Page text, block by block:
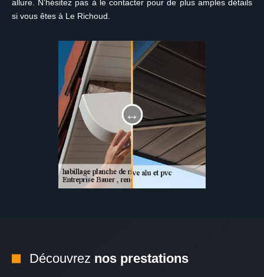
allure. N’hésitez pas à le contacter pour de plus amples détails
si vous êtes à Le Richoud.
Découvrez nos prestations